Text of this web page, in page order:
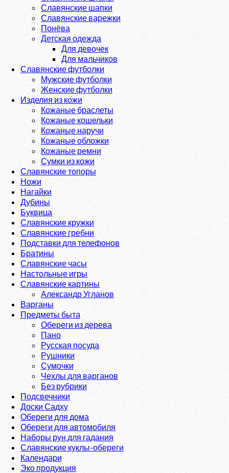
Славянские шапки
Славянские варежки
Понёва
Детская одежда
Для девочек
Для мальчиков
Славянские футболки
Мужские футболки
Женские футболки
Изделия из кожи
Кожаные браслеты
Кожаные кошельки
Кожаные наручи
Кожаные обложки
Кожаные ремни
Сумки из кожи
Славянские топоры
Ножи
Нагайки
Дубины
Буквица
Славянские кружки
Славянские гребни
Подставки для телефонов
Братины
Славянские часы
Настольные игры
Славянские картины
Александр Угланов
Варганы
Предметы быта
Обереги из дерева
Пано
Русская посуда
Рушники
Сумочки
Чехлы для варганов
Без рубрики
Подсвечники
Доски Садху
Обереги для дома
Обереги для автомобиля
Наборы рун для гадания
Славянские куклы-обереги
Календари
Эко продукция